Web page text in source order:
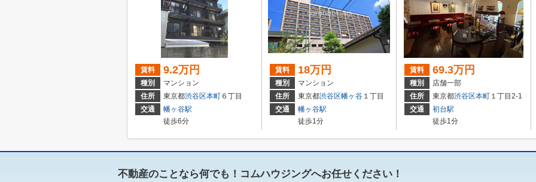
賃料 9.2万円
種別
マンション
住所
東京都渋谷区本町 ６丁目
交通
幡ヶ谷駅
徒歩6分
賃料 18万円
種別
マンション
住所
東京都渋谷区幡ヶ谷 １丁目
交通
幡ヶ谷駅
徒歩1分
賃料 69.3万円
種別
店舗一部
住所
東京都渋谷区本町 １丁目2-1
交通
初台駅
徒歩1分
不動産のことなら何でも！コムハウジングへお任せください！